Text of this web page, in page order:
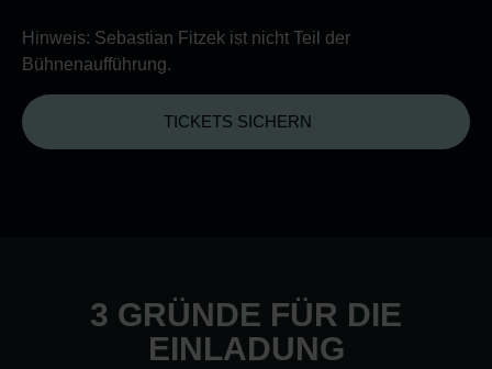
Hinweis: Sebastian Fitzek ist nicht Teil der
Bühnenaufführung.
TICKETS SICHERN
3 GRÜNDE FÜR DIE
EINLADUNG